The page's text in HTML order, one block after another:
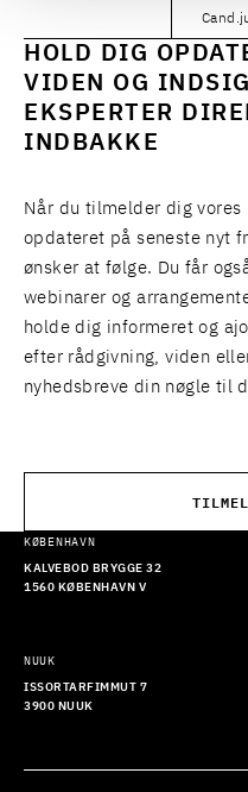
HOLD DIG
VIDEN OG
EKSPERTER
INDBAKKE
Når du tilmelder dig vores
opdateret på seneste nyt
ønsker at følge. Du får
webinarer og
holde dig informeret og
efter rådgivning, viden
nyhedsbreve din nøgle til
KØBENHAVN
KALVEBOD BRYGGE 32
1560 KØBENHAVN V
NUUK
ISSORTARFIMMUT 7
3900 NUUK